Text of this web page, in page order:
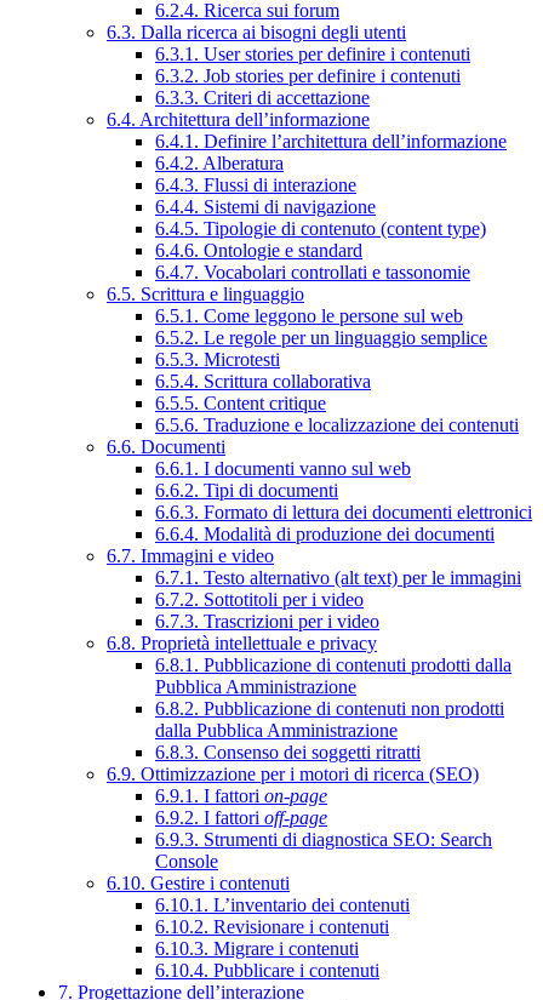
6.2.4. Ricerca sui forum
6.3. Dalla ricerca ai bisogni degli utenti
6.3.1. User stories per definire i contenuti
6.3.2. Job stories per definire i contenuti
6.3.3. Criteri di accettazione
6.4. Architettura dell’informazione
6.4.1. Definire l’architettura dell’informazione
6.4.2. Alberatura
6.4.3. Flussi di interazione
6.4.4. Sistemi di navigazione
6.4.5. Tipologie di contenuto (content type)
6.4.6. Ontologie e standard
6.4.7. Vocabolari controllati e tassonomie
6.5. Scrittura e linguaggio
6.5.1. Come leggono le persone sul web
6.5.2. Le regole per un linguaggio semplice
6.5.3. Microtesti
6.5.4. Scrittura collaborativa
6.5.5. Content critique
6.5.6. Traduzione e localizzazione dei contenuti
6.6. Documenti
6.6.1. I documenti vanno sul web
6.6.2. Tipi di documenti
6.6.3. Formato di lettura dei documenti elettronici
6.6.4. Modalità di produzione dei documenti
6.7. Immagini e video
6.7.1. Testo alternativo (alt text) per le immagini
6.7.2. Sottotitoli per i video
6.7.3. Trascrizioni per i video
6.8. Proprietà intellettuale e privacy
6.8.1. Pubblicazione di contenuti prodotti dalla
Pubblica Amministrazione
6.8.2. Pubblicazione di contenuti non prodotti
dalla Pubblica Amministrazione
6.8.3. Consenso dei soggetti ritratti
6.9. Ottimizzazione per i motori di ricerca (SEO)
6.9.1. I fattori on-page
6.9.2. I fattori off-page
6.9.3. Strumenti di diagnostica SEO: Search
Console
6.10. Gestire i contenuti
6.10.1. L’inventario dei contenuti
6.10.2. Revisionare i contenuti
6.10.3. Migrare i contenuti
6.10.4. Pubblicare i contenuti
7. Progettazione dell’interazione